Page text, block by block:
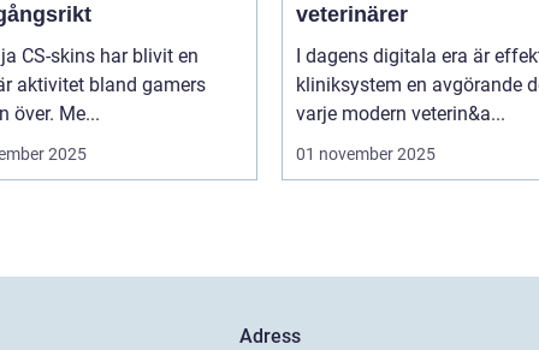
CS-skins har blivit en
aktivitet bland gamers
över. Me...
2025
veterinärer
I dagens digitala era är
kliniksystem en avgörande
varje modern veterin&a...
01 november 2025
Adress